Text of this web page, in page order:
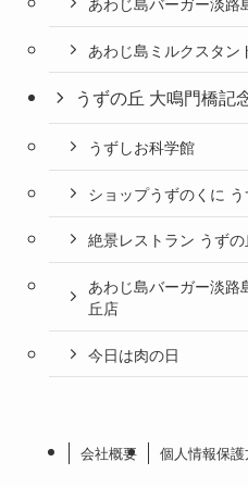
あわじ島ミルクスタン
うずの丘 大鳴門橋記
うずしお科学館
ショップうずのくに
絶景レストラン うずの
あわじ島バーガー淡
丘店
今日は肉の日
会社概要 個人情報保